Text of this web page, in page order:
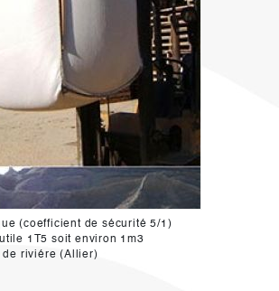
(coefficient de sécurité 5/1)
1T5 soit environ 1m3
de riviére (Allier)